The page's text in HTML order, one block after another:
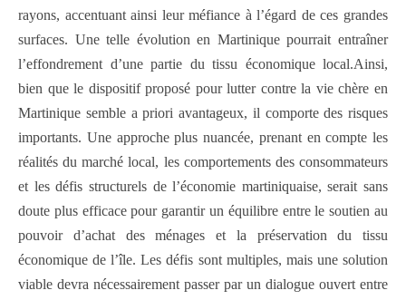
rayons, accentuant ainsi leur méfiance à l’égard de ces grandes
surfaces. Une telle évolution en Martinique pourrait entraîner
l’effondrement d’une partie du tissu économique local.Ainsi,
bien que le dispositif proposé pour lutter contre la vie chère en
Martinique semble a priori avantageux, il comporte des risques
importants. Une approche plus nuancée, prenant en compte les
réalités du marché local, les comportements des consommateurs
et les défis structurels de l’économie martiniquaise, serait sans
doute plus efficace pour garantir un équilibre entre le soutien au
pouvoir d’achat des ménages et la préservation du tissu
économique de l’île. Les défis sont multiples, mais une solution
viable devra nécessairement passer par un dialogue ouvert entre